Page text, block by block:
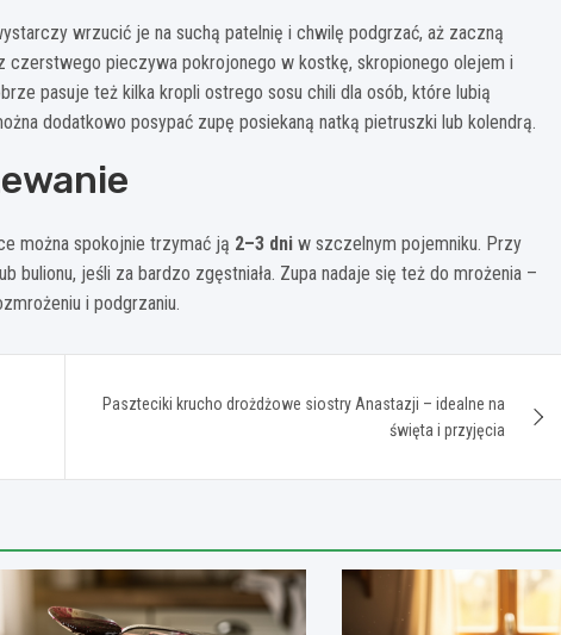
wrzucić je na suchą patelnię i chwilę podgrzać, aż zaczną
czerstwego pieczywa pokrojonego w kostkę, skropionego olejem i
pasuje też kilka kropli ostrego sosu chili dla osób, które lubią
dodatkowo posypać zupę posiekaną natką pietruszki lub kolendrą.
można spokojnie trzymać ją 2–3 dni w szczelnym pojemniku. Przy
bulionu, jeśli za bardzo zgęstniała. Zupa nadaje się też do mrożenia –
i podgrzaniu.
Paszteciki krucho drożdżowe siostry Anastazji – idealne na
święta i przyjęcia